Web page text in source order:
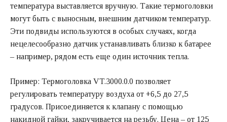
температура выставляется вручную. Такие термоголовки
могут быть с выносным, внешним датчиком температур.
Эти подвиды используются в особых случаях, когда
нецелесообразно датчик устанавливать близко к батарее
– например, рядом есть еще один источник тепла.
Пример: Термоголовка VT.3000.0.0 позволяет
регулировать температуру воздуха от +6,5 до 27,5
градусов. Присоединяется к клапану с помощью
накидной гайки, закручивается на резьбу. Цена – от 125